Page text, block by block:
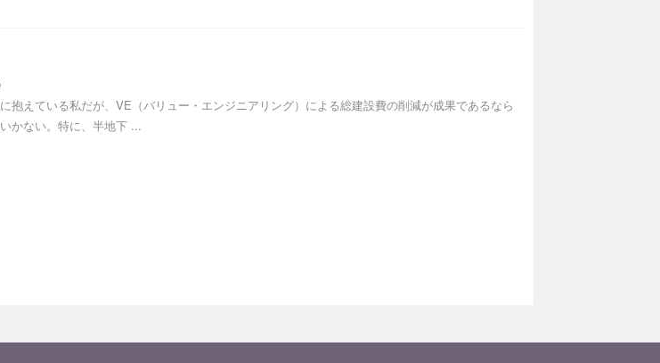
抱えている私だが、VE（バリュー・エンジニアリング）による総建設費の削減が成果であるなら
かない。特に、半地下 ...